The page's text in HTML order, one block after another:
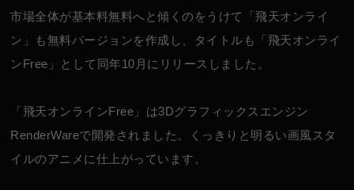
市場全体が基本料無料へと傾くのをうけて「飛天オンライ
ン」も無料バージョンを作成し、タイトルも「飛天オンライ
ンFree」として同年10月にリリースしました。
「飛天オンラインFree」は3Dグラフィックスエンジン
RenderWareで開発されました。くっきりと明るい画風スタ
イルのアニメに仕上がっています。